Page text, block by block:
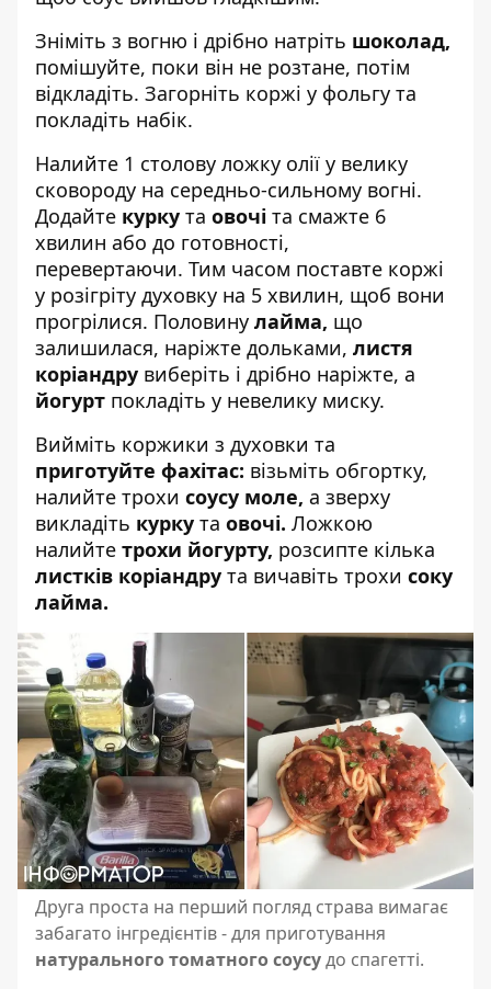
Зніміть з вогню і дрібно натріть шоколад,
помішуйте, поки він не розтане, потім
відкладіть. Загорніть коржі у фольгу та
покладіть набік.
Налийте 1 столову ложку олії у велику
сковороду на середньо-сильному вогні.
Додайте курку та овочі та смажте 6
хвилин або до готовності,
перевертаючи. Тим часом поставте коржі
у розігріту духовку на 5 хвилин, щоб вони
прогрілися. Половину лайма, що
залишилася, наріжте дольками, листя
коріандру виберіть і дрібно наріжте, а
йогурт покладіть у невелику миску.
Вийміть коржики з духовки та
приготуйте фахітас: візьміть обгортку,
налийте трохи соусу моле, а зверху
викладіть курку та овочі. Ложкою
налийте трохи йогурту, розсипте кілька
листків коріандру та вичавіть трохи соку
лайма.
Друга проста на перший погляд страва вимагає
забагато інгредієнтів - для приготування
натурального томатного соусудо спагетті.